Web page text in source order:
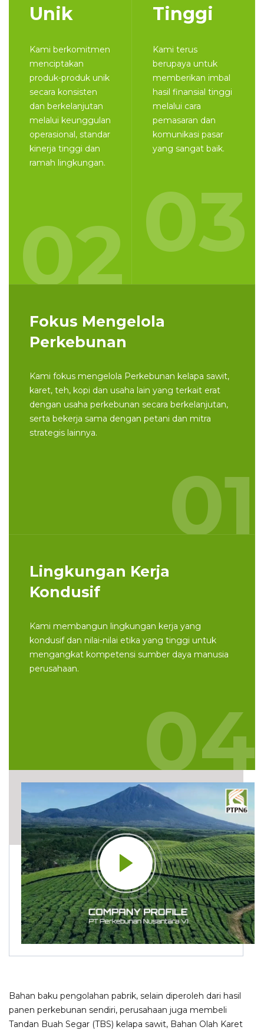
Fokus Mengelola
Perkebunan
Kami fokus mengelola Perkebunan kelapa sawit,
karet, teh, kopi dan usaha lain yang terkait erat
dengan usaha perkebunan secara berkelanjutan,
serta bekerja sama dengan petani dan mitra
strategis lainnya.
01
Unik
Kami berkomitmen
menciptakan
produk-produk unik
secara konsisten
dan berkelanjutan
melalui keunggulan
operasional, standar
kinerja tinggi dan
ramah lingkungan.
02
Tinggi
Kami terus
berupaya untuk
memberikan imbal
hasil finansial tinggi
melalui cara
pemasaran dan
komunikasi pasar
yang sangat baik.
03
Lingkungan Kerja
Kondusif
Kami membangun lingkungan kerja yang
kondusif dan nilai-nilai etika yang tinggi untuk
mengangkat kompetensi sumber daya manusia
perusahaan.
04
Bahan baku pengolahan pabrik, selain diperoleh dari hasil
panen perkebunan sendiri, perusahaan juga membeli
Tandan Buah Segar (TBS) kelapa sawit, Bahan Olah Karet